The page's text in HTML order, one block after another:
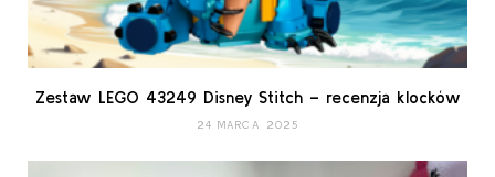
Zestaw LEGO 43249 Disney Stitch – recenzja klocków
24 MARCA 2025